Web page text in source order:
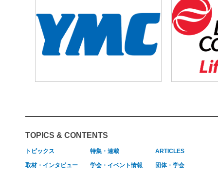
TOPICS & CONTENTS
トピックス 特集・連載 ARTICLES
取材・インタビュー 学会・イベント情報 団体・学会